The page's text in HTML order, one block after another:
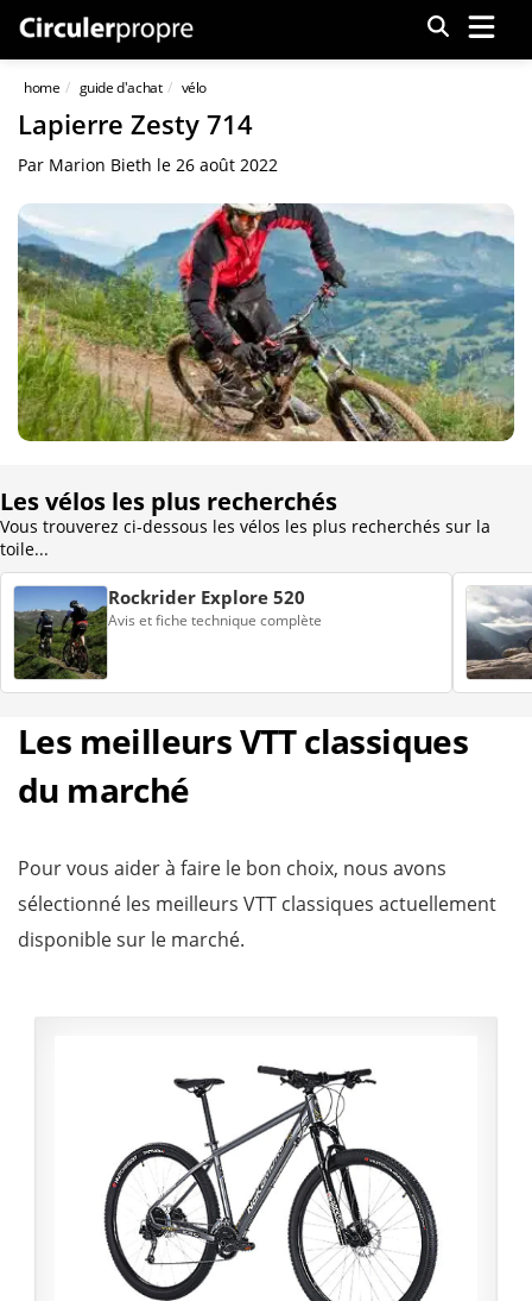
Menu
home guide d'achat vélo
Lapierre Zesty 714
Par Marion Bieth le 26 août 2022
Les vélos les plus recherchés
Vous trouverez ci-dessous les vélos les plus recherchés sur la
toile...
Rockrider Explore 520
Avis et fiche technique complète
Les meilleurs VTT classiques
du marché
Pour vous aider à faire le bon choix, nous avons
sélectionné les meilleurs VTT classiques actuellement
disponible sur le marché.